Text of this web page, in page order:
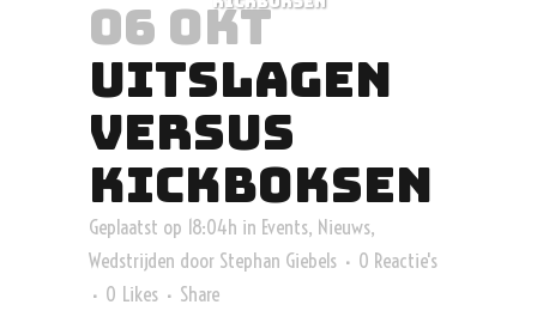
06 OKT
UITSLAGEN
VERSUS
KICKBOKSEN
Geplaatst op 18:04h in Events, Nieuws,
Wedstrijden door Stephan Giebels
0 Reactie's
0 Likes Share